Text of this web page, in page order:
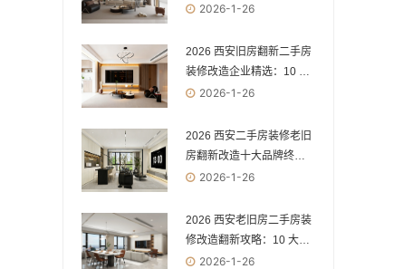
业机构 vs 综合公司，选错
2026-1-26
2026 西安旧房翻新二手房
装修改造企业精选：10 家
实力品牌，解锁老房焕新
2026-1-26
2026 西安二手房装修老旧
房翻新改造十大品牌终极
测评：品质之选与避坑宝
2026-1-26
2026 西安老旧房二手房装
修改造翻新攻略：10 大优
质装修公司盘点，安全环
2026-1-26